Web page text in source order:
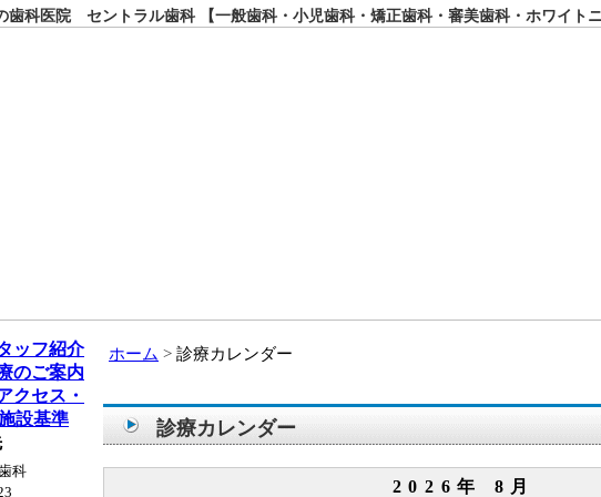
科医院 セントラル歯科 【一般歯科・小児歯科・矯正歯科・審美歯科・ホワイトニ
ッフ紹介
のご案内
クセス・
設基準
科
ホーム 診療カレンダー
診療カレンダー
2026年 8月